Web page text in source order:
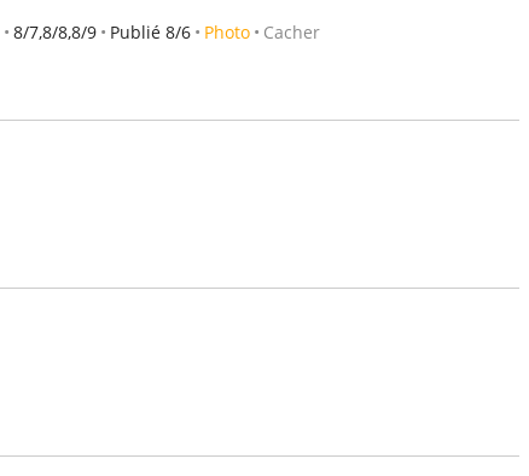
8/7,8/8,8/9 Publié 8/6 Photo Cacher